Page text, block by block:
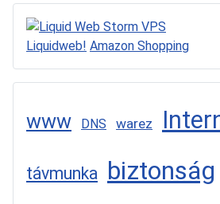
Liquidweb! Amazon Shopping
www DNS warez
távmunka biztonság